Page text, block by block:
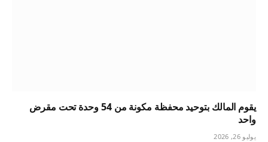
يقوم المالك بتوحيد محفظة مكونة من 54 وحدة تحت مقرض
واحد
يوليو 26, 2026